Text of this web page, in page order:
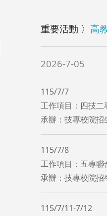
重要活動 〉 高
2026-7-05
115/7/7
工作項目：四技
承辦：技專校院招
115/7/8
工作項目：五專
承辦：技專校院招
115/7/11-7/12